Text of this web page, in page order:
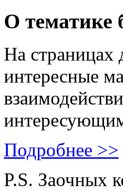
О тематике
На страницах
интересные
Подробнее >>
P.S. Заочных